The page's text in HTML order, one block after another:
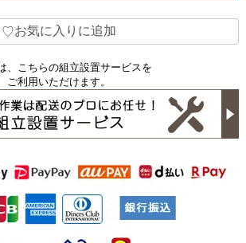
♡お気に入りに追加
、こちらの組立設置サービスを
ご利用いただけます。